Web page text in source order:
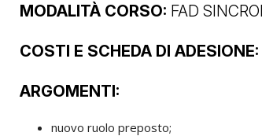
MODALITÀ CORSO: FAD
COSTI E SCHEDA DI ADESIONE:
ARGOMENTI:
nuovo ruolo preposto;